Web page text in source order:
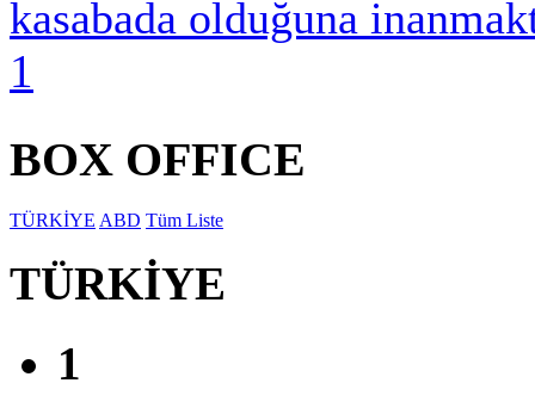
kasabada olduğuna
1
BOX OFFICE
TÜRKİYE ABD Tüm Liste
TÜRKİYE
1